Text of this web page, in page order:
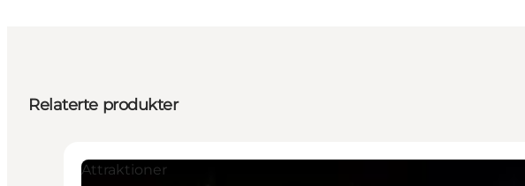
Relaterte produkter
Attraktioner